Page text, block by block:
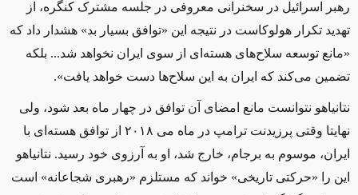
رهبر اسرائیل در سخنرانی معروفی در جلسه مشترک کنگره، از
تهدید تکرار هولوکاست در نتیجه این «توافق بسیار بد» هشدار داد که
«مانع توسعه سلاح‌های هسته‌ای از سوی ایران نخواهد شد... بلکه
تضمین می‌کند که ایران به این سلاح‌ها دست خواهد یافت».
نتانیاهو نتوانست مانع امضای آن توافق در چهار ماه بعد شود، ولی
نهایتا وقتی پرزیدنت ترامپ در ماه می ۲۰۱۸ از توافق هسته‌ای با
ایران، موسوم به برجام، خارج شد، او به آرزوی خود رسید. نتانیاهو
این را «حرکتی تاریخی» خواند که مستلزم «رهبری شجاعانه» است